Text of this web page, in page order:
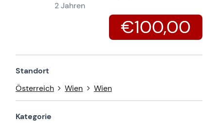
2 Jahren
€100,00
Standort
Österreich
Wien Wien
Kategorie